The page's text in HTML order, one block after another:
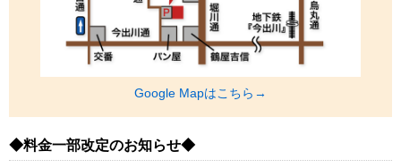
Google Mapはこちら→
◆料金一部改定のお知らせ◆